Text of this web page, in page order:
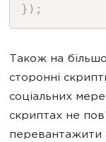
} ) ;
Також на
сторонні
соціальних
скриптах не
перевантажити